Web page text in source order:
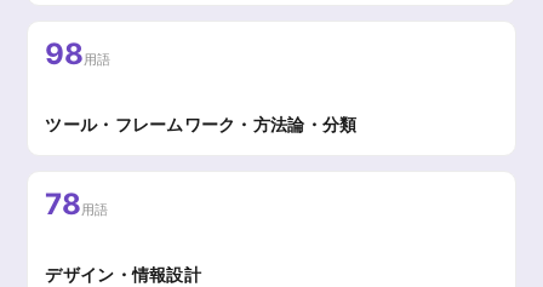
98用語
ツール・フレームワーク・方法論・分類
78用語
デザイン・情報設計